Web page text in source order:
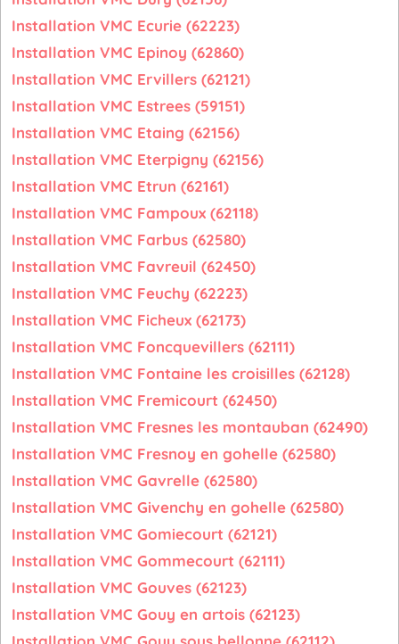
Installation VMC Ecurie (62223)
Installation VMC Epinoy (62860)
Installation VMC Ervillers (62121)
Installation VMC Estrees (59151)
Installation VMC Etaing (62156)
Installation VMC Eterpigny (62156)
Installation VMC Etrun (62161)
Installation VMC Fampoux (62118)
Installation VMC Farbus (62580)
Installation VMC Favreuil (62450)
Installation VMC Feuchy (62223)
Installation VMC Ficheux (62173)
Installation VMC Foncquevillers (62111)
Installation VMC Fontaine les croisilles (62128)
Installation VMC Fremicourt (62450)
Installation VMC Fresnes les montauban (62490)
Installation VMC Fresnoy en gohelle (62580)
Installation VMC Gavrelle (62580)
Installation VMC Givenchy en gohelle (62580)
Installation VMC Gomiecourt (62121)
Installation VMC Gommecourt (62111)
Installation VMC Gouves (62123)
Installation VMC Gouy en artois (62123)